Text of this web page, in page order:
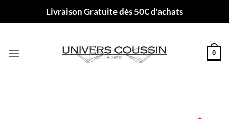
Livraison Gratuite dès 50€ d'achats
0